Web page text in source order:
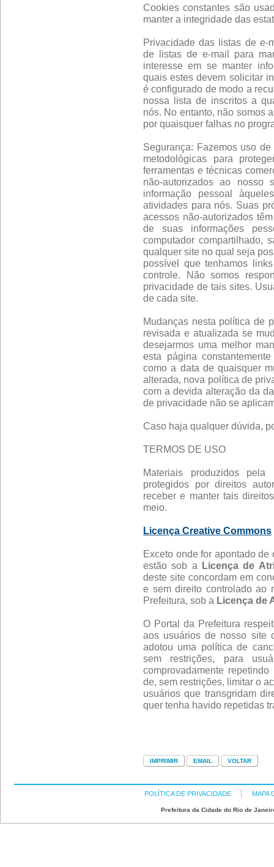
Cookies constantes são
manter a integridade das
Privacidade das listas de e-
de listas de e-mail para
interesse em se manter
quais estes devem solicitar
é configurado de modo a
nossa lista de inscritos a
nós. No entanto, não somos
por quaisquer falhas no
Segurança: Fazemos uso
metodológicas para
ferramentas e técnicas
não-autorizados ao nosso
informação pessoal
atividades para nós. Suas
acessos não-autorizados
de suas informações
computador compartilhado,
qualquer site no qual seja
possível que tenhamos
controle. Não somos
privacidade de tais sites.
de cada site.
Mudanças nesta política de
revisada e atualizada se
desejarmos uma melhor
esta página
como a data de quaisquer
alterada, nova política de
com a devida alteração da
de privacidade não se
Caso haja qualquer dúvida,
TERMOS DE USO
Materiais produzidos
protegidos por direitos
receber e manter tais
meio.
Licença Creative Commons
Exceto onde for apontado de
estão sob a Licença de
deste site concordam em
e sem direito controlado ao
Prefeitura, sob a Licença de
O Portal da Prefeitura
aos usuários de nosso site
adotou uma política de
sem restrições, para
comprovadamente
de, sem restrições, limitar o
usuários que transgridam
quer tenha havido repetidas
POLÍTICA DE PRIVACIDADE MAPA
Prefeitura da Cidade do Rio de